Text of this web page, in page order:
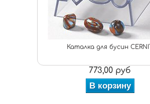
Каталка для бусин CERNIT
773,00 руб
В корзину